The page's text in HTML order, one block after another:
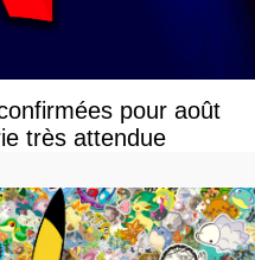
pour août
très attendue